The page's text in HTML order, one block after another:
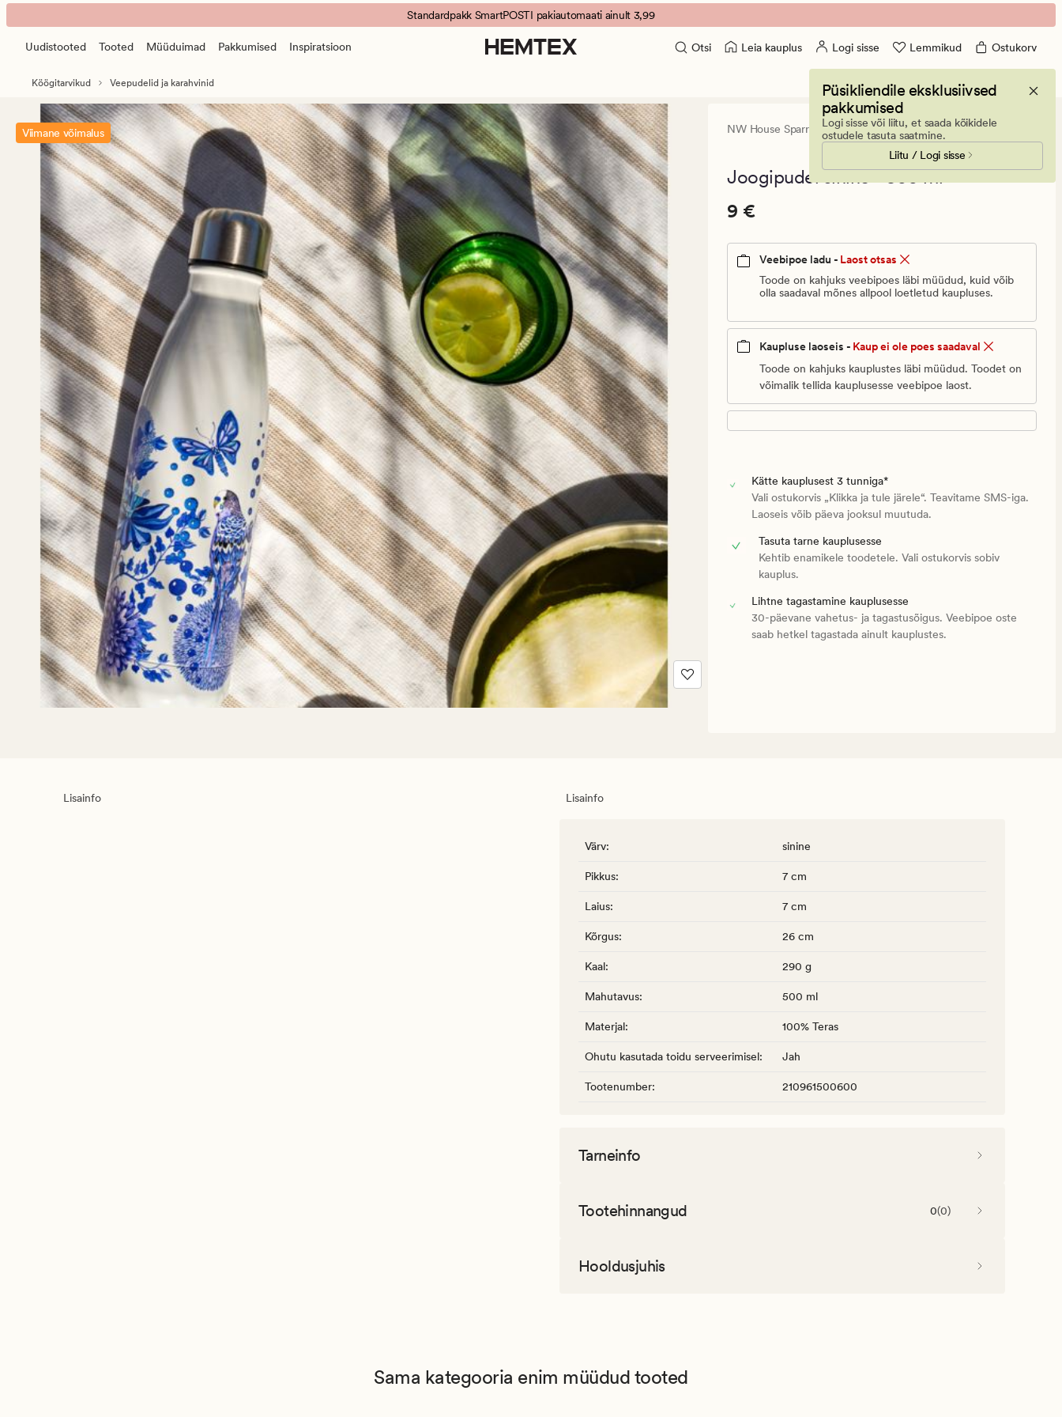
NW
House
Sparrow
banner.
Press
pause.
Standardpakk SmartPOSTI pakiautomaati ainult 3,99
Uudistooted Tooted Müüduimad Pakkumised Inspiratsioon Otsi Leia kauplus Logi sisse Lemmikud Ostukorv
Püsikliendile eksklusiivsed
pakkumised
Logi sisse või liitu, et saada kõikidele
ostudele tasuta saatmine.
Liitu / Logi sisse
Köögitarvikud Veepudelid ja karahvinid
Viimane võimalus NW House Sparrow,Nadja Wedin
arvustust
0
Joogipudel sinine - 500 ml
Pris_ee
€.
Vanlig
pris_ee
€
Pris_ee
9 €
Veebipoe ladu - Laost otsas
Toode on kahjuks veebipoes läbi müüdud, kuid võib
olla saadaval mõnes allpool loetletud kaupluses.
Kaupluse laoseis - Kaup ei ole poes saadaval
Toode on kahjuks kauplustes läbi müüdud. Toodet on
võimalik tellida kauplusesse veebipoe laost.
Kätte kauplusest 3 tunniga*
Vali ostukorvis „Klikka ja tule järele“. Teavitame SMS-iga.
Laoseis võib päeva jooksul muutuda.
Tasuta tarne kauplusesse
Kehtib enamikele toodetele. Vali ostukorvis sobiv
kauplus.
Lihtne tagastamine kauplusesse
30-päevane vahetus- ja tagastusõigus. Veebipoe oste
saab hetkel tagastada ainult kauplustes.
Lisainfo Lisainfo
Värv: sinine
Pikkus: 7 cm
Laius: 7 cm
Kõrgus: 26 cm
Kaal: 290 g
Mahutavus: 500 ml
Materjal: 100% Teras
Ohutu kasutada toidu serveerimisel: Jah
Tootenumber: 210961500600
Tarneinfo
Tootehinnangud 0(0)
Hooldusjuhis
Sama kategooria enim müüdud tooted